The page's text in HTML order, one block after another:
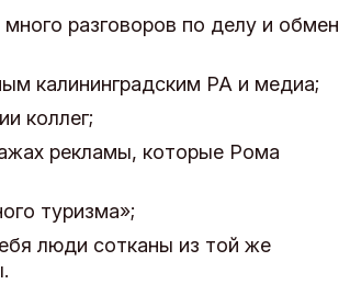
разговоров по делу и обмен
калининградским РА и медиа;
коллег;
рекламы, которые Рома
туризма»;
люди сотканы из той же